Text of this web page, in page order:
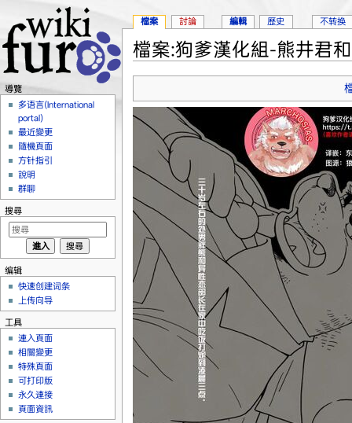
檔案:狗爹漢化組-熊井君
檔案 討論 編輯 歷史 不转换
導覽
多语言(International
portal)
最近變更
隨機頁面
方针指引
說明
群聊
搜尋
编辑
快速创建词条
上传向导
工具
連入頁面
相關變更
特殊頁面
可打印版
永久連接
頁面資訊